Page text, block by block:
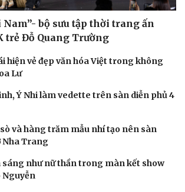
bộ sưu tập thời trang ấn
trẻ Đỗ Quang Trường
hiện vẻ đẹp văn hóa Việt trong không
Lư
Ý Nhi làm vedette trên sàn diễn phủ 4
và hàng trăm mẫu nhí tạo nên sàn
Nha Trang
sáng như nữ thần trong màn kết show
Nguyễn